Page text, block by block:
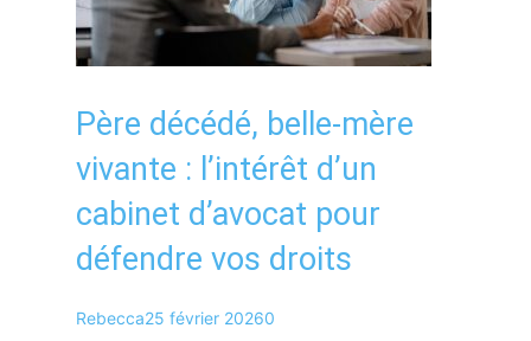
Père décédé, belle-mère
vivante : l’intérêt d’un
cabinet d’avocat pour
défendre vos droits
Rebecca25 février 20260